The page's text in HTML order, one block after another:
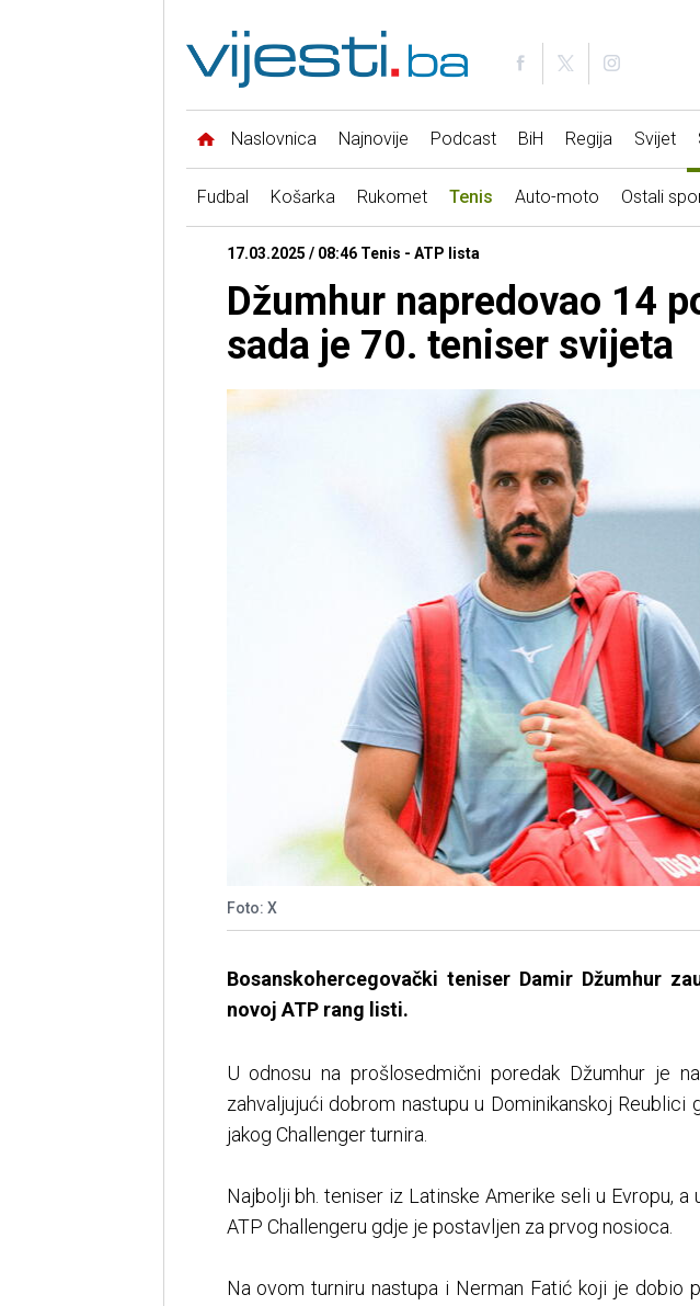
Naslovnica Najnovije Podcast BiH Regija Svijet
Fudbal Košarka Rukomet Tenis Auto-moto Ostali
17.03.2025 / 08:46 Tenis - ATP lista
Džumhur napredovao 14
sada je 70. teniser svijeta
Foto: X
Bosanskohercegovački teniser Damir Džumhur
novoj ATP rang listi.
U odnosu na prošlosedmični poredak Džumhur je
zahvaljujući dobrom nastupu u Dominikanskoj Reublici
jakog Challenger turnira.
Najbolji bh. teniser iz Latinske Amerike seli u Evropu, a
ATP Challengeru gdje je postavljen za prvog nosioca.
Na ovom turniru nastupa i Nerman Fatić koji je dobio